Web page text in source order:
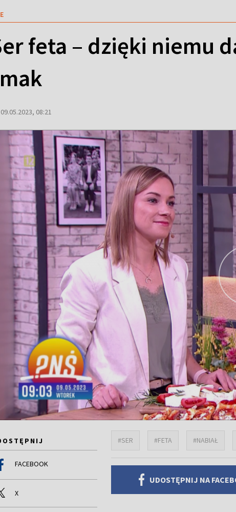
feta – dzięki niemu
09.05.2023, 08:21
FACEBOOK
X
#SER #FETA #NABIAŁ
UDOSTĘPNIJ NA